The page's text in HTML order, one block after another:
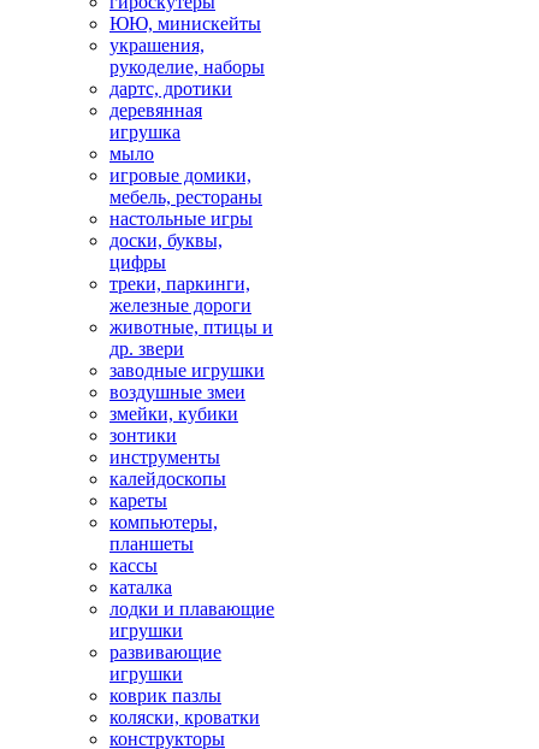
ЮЮ, минискейты
украшения,
рукоделие, наборы
дартс, дротики
деревянная
игрушка
мыло
игровые домики,
мебель, рестораны
настольные игры
доски, буквы,
цифры
треки, паркинги,
железные дороги
животные, птицы и
др. звери
заводные игрушки
воздушные змеи
змейки, кубики
зонтики
инструменты
калейдоскопы
кареты
компьютеры,
планшеты
кассы
каталка
лодки и плавающие
игрушки
развивающие
игрушки
коврик пазлы
коляски, кроватки
конструкторы